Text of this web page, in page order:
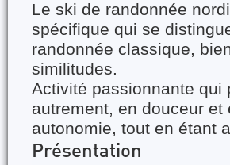
Le ski de randonnée
spécifique qui se
randonnée classique,
similitudes.
Activité passionnante qui
autrement, en douceur et
autonomie, tout en étant
Présentation